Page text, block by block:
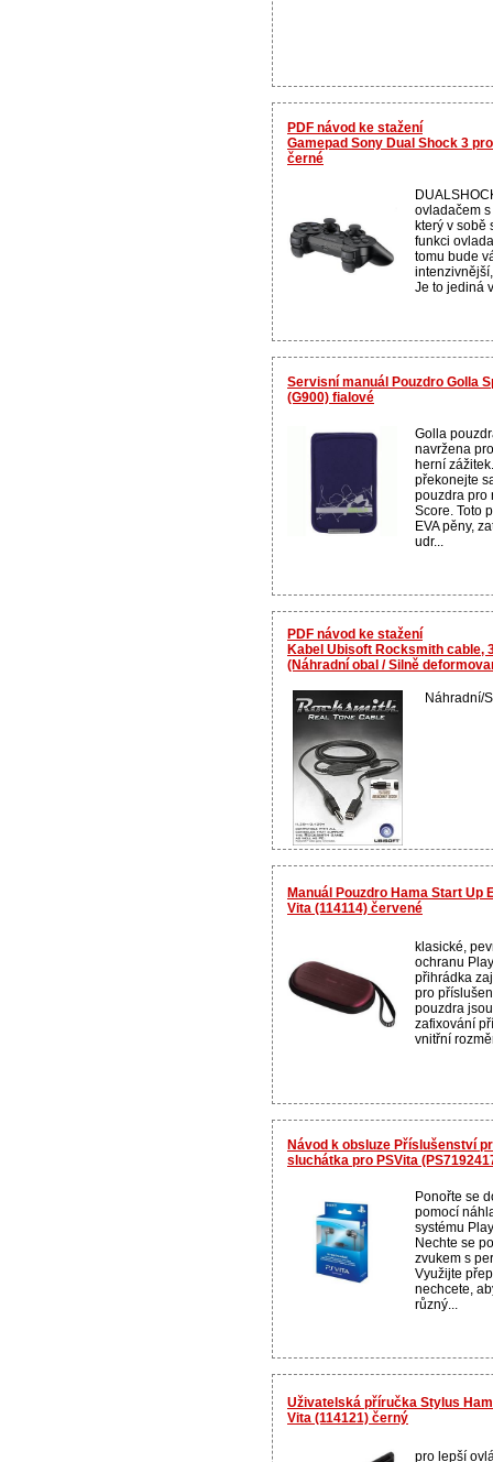
PDF návod ke stažení
Gamepad Sony Dual Shock 3
černé
ovladačem
který v sobě
funkci
tomu bude
Je to jediná
Servisní manuál Pouzdro Golla
(G900) fialové
Golla
navržena
herní
překonejte
pouzdra pro
Score. Toto
EVA pěny,
udr...
PDF návod ke stažení
Kabel Ubisoft Rocksmith cable,
(Náhradní obal / Silně
Náhradní/
Manuál Pouzdro Hama Start Up
Vita (114114) červené
klasické,
ochranu
přihrádka
pro
pouzdra
zafixování
vnitřní
Návod k obsluze Příslušenství
sluchátka pro PSVita
Ponořte se
pomocí
systému
Nechte se
zvukem s
Využijte
nechcete,
různý...
Uživatelská příručka Stylus
Vita (114121) černý
pro lepší